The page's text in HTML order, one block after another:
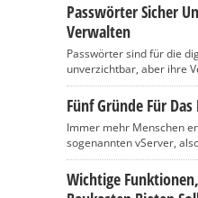
Passwörter Sicher
Verwalten
Passwörter sind für die
unverzichtbar, aber ihre
Fünf Gründe Für
Immer mehr Menschen
sogenannten vServer,
Wichtige